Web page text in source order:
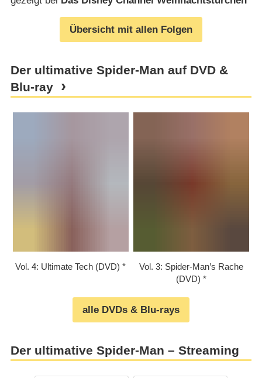
Übersicht mit allen Folgen
Der ultimative Spider-Man auf DVD &
Blu-ray
Vol. 4: Ultimate Tech (DVD)
Vol. 3: Spider-Man’s Rache
(DVD)
alle DVDs & Blu-rays
Der ultimative Spider-Man – Streaming